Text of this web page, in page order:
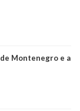
de Montenegro e a